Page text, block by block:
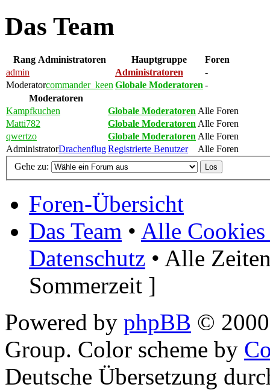
Das Team
Rang Administratoren Hauptgruppe
Foren
admin
Administratoren
-
Moderatorcommander_keen Globale Moderatoren -
Moderatoren
Kampfkuchen
Globale Moderatoren Alle Foren
Matti782
Globale Moderatoren Alle Foren
qwertzo
Globale Moderatoren Alle Foren
AdministratorDrachenflugRegistrierte Benutzer
Alle Foren
Gehe zu:
Foren-Übersicht
Das Team • Alle Cookies
Datenschutz • Alle
Sommerzeit ]
Powered by phpBB ©
Group. Color scheme by
Deutsche Übersetzung